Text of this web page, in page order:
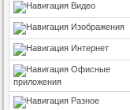
Видео
Изображения
Интернет
Офисные
приложения
Разное